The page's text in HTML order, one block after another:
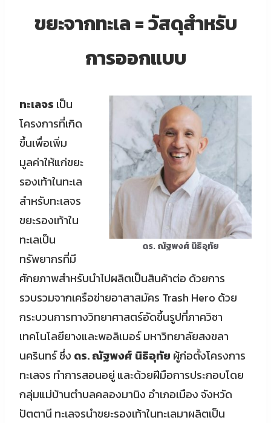
ขยะจากทะเล= วัสดุสำหรับ
การออกแบบ
ดร. ณัฐพงศ์ นิธิอุทัย
ทะเลจร เป็น
โครงการที่เกิด
ขึ้นเพื่อเพิ่ม
มูลค่าให้แก่ขยะ
รองเท้าในทะเล
สำหรับทะเลจร
ขยะรองเท้าใน
ทะเลเป็น
ทรัพยากรที่มี
ศักยภาพสำหรับนำไปผลิตเป็นสินค้าต่อ ด้วยการ
รวบรวมจากเครือข่ายอาสาสมัคร Trash Hero ด้วย
กระบวนการทางวิทยาศาสตร์อัดขึ้นรูปที่ภาควิชา
เทคโนโลยียางและพอลิเมอร์ มหาวิทยาลัยสงขลา
นครินทร์ ซึ่ง ดร. ณัฐพงศ์ นิธิอุทัย ผู้ก่อตั้งโครงการ
ทะเลจร ทำการสอนอยู่ และด้วยฝีมือการประกอบโดย
กลุ่มแม่บ้านตำบลคลองมานิง อำเภอเมือง จังหวัด
ปัตตานี ทะเลจรนำขยะรองเท้าในทะเลมาผลิตเป็น